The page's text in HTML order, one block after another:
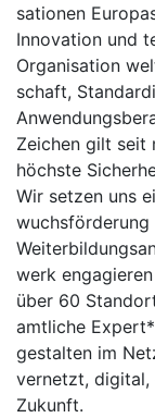
sationen
Inno­vation und
Organi­sation
schaft,
Zeichen gilt seit
höchste
Wir setzen uns
wuchs­förderung
werk
über 60
amt­liche
gestal­ten im
ver­netzt, digi­tal,
Zukunft.